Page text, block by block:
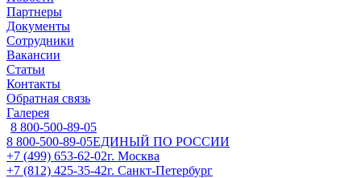
Партнеры
Документы
Сотрудники
Вакансии
Статьи
Контакты
Обратная связь
Галерея
8 800-500-89-05
8 800-500-89-05ЕДИНЫЙ ПО РОССИИ
+7 (499) 653-62-02г. Москва
+7 (812) 425-35-42г. Санкт-Петербург